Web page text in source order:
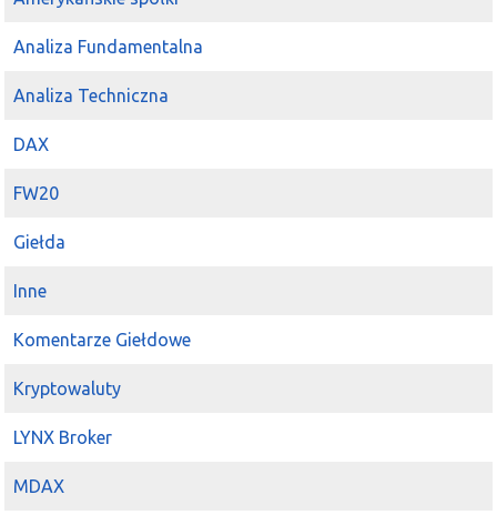
Analiza Fundamentalna
Analiza Techniczna
DAX
FW20
Giełda
Inne
Komentarze Giełdowe
Kryptowaluty
LYNX Broker
MDAX